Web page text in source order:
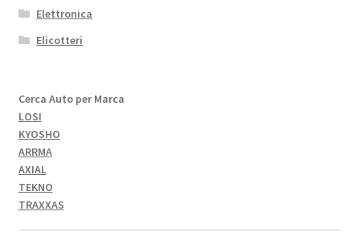
Elettronica
Elicotteri
Cerca Auto per Marca
LOSI
KYOSHO
ARRMA
AXIAL
TEKNO
TRAXXAS